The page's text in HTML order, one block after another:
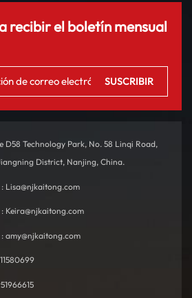
recibir el boletín mensual
D58 Technology Park, No. 58 Linqi Road,
District, Nanjing, China.
Lisa@njkaitong.com
Keira@njkaitong.com
amy@njkaitong.com